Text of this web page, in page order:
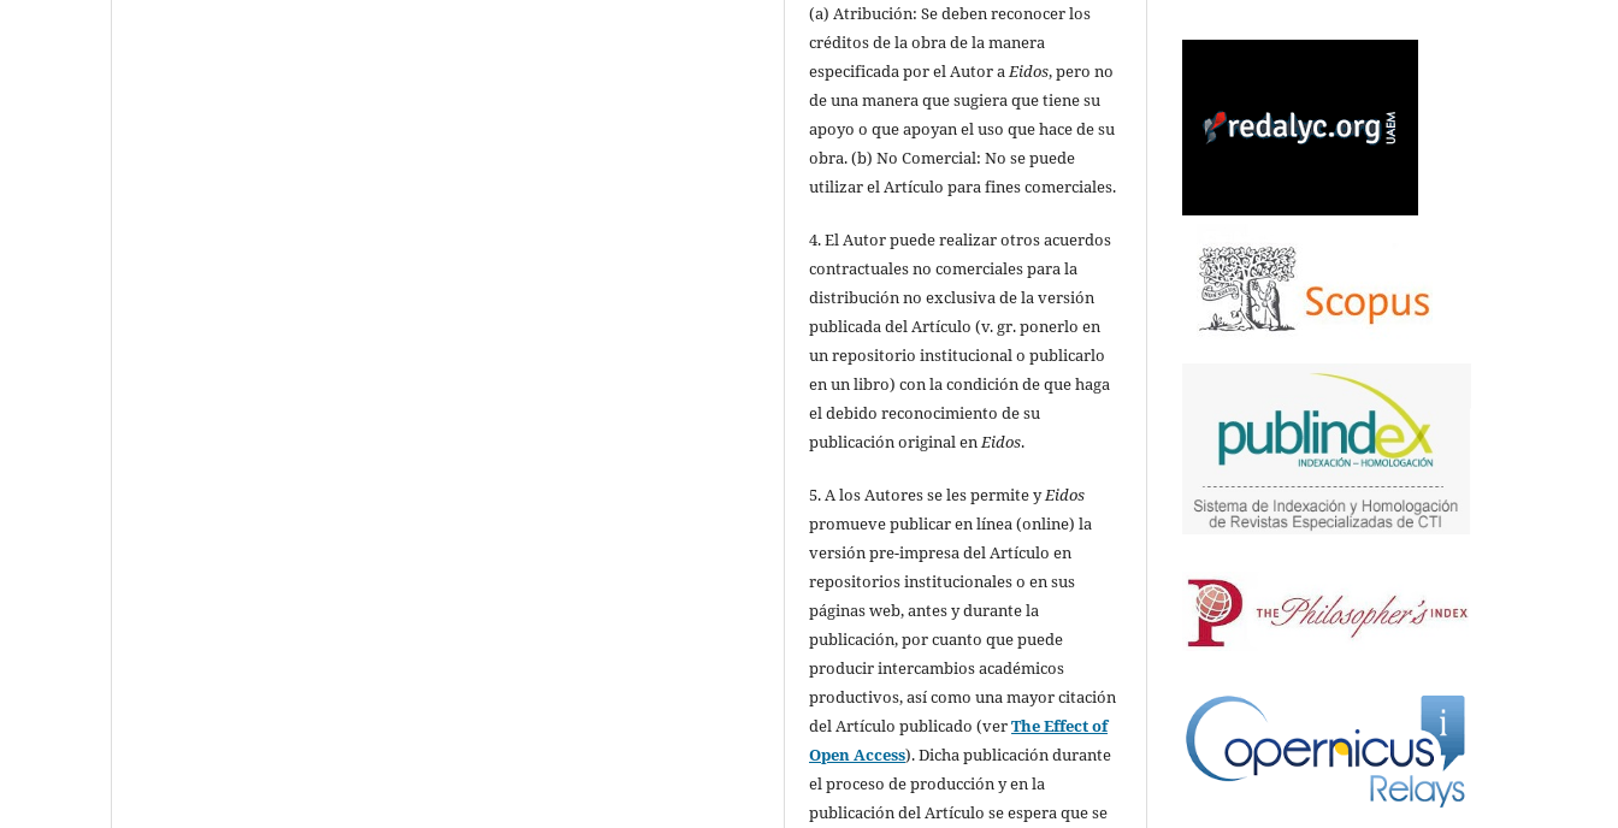
(a) Atribución: Se deben reconocer los
créditos de la obra de la manera
especificada por el Autor aEidos, pero no
de una manera que sugiera que tiene su
apoyo o que apoyan el uso que hace de su
obra. (b) No Comercial: No se puede
utilizar el Artículo para fines comerciales.
4. El Autor puede realizar otros acuerdos
contractuales no comerciales para la
distribución no exclusiva de la versión
publicada del Artículo (v. gr. ponerlo en
un repositorio institucional o publicarlo
en un libro) con la condición de que haga
el debido reconocimiento de su
publicación original enEidos.
5. A los Autores se les permite yEidos
promueve publicar en línea (online) la
versión pre-impresa del Artículo en
repositorios institucionales o en sus
páginas web, antes y durante la
publicación, por cuanto que puede
producir intercambios académicos
productivos, así como una mayor citación
del Artículo publicado (verThe Effect of
Open Access). Dicha publicación durante
el proceso de producción y en la
publicación del Artículo se espera que se